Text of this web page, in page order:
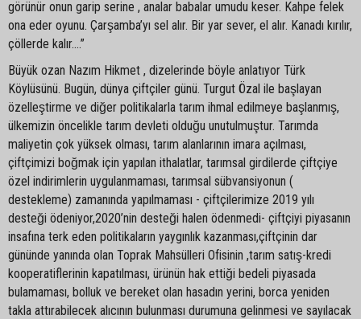
görünür onun garip serine , analar babalar umudu keser. Kahpe felek
ona eder oyunu. Çarşamba’yı sel alır. Bir yar sever, el alır. Kanadı kırılır,
çöllerde kalır....”
Büyük ozan Nazım Hikmet , dizelerinde böyle anlatıyor Türk
Köylüsünü. Bugün, dünya çiftçiler günü. Turgut Özal ile başlayan
özelleştirme ve diğer politikalarla tarım ihmal edilmeye başlanmış,
ülkemizin öncelikle tarım devleti olduğu unutulmuştur. Tarımda
maliyetin çok yüksek olması, tarım alanlarının imara açılması,
çiftçimizi boğmak için yapılan ithalatlar, tarımsal girdilerde çiftçiye
özel indirimlerin uygulanmaması, tarımsal sübvansiyonun (
destekleme) zamanında yapılmaması - çiftçilerimize 2019 yılı
desteği ödeniyor,2020’nin desteği halen ödenmedi- çiftçiyi piyasanın
insafına terk eden politikaların yaygınlık kazanması,çiftçinin dar
gününde yanında olan Toprak Mahsülleri Ofisinin ,tarım satış-kredi
kooperatiflerinin kapatılması, ürünün hak ettiği bedeli piyasada
bulamaması, bolluk ve bereket olan hasadın yerini, borca yeniden
takla attırabilecek alıcının bulunması durumuna gelinmesi ve sayılacak